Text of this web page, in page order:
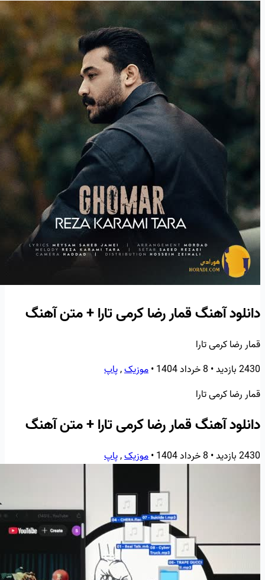
دانلود آهنگ قمار رضا کرمی تارا + متن آهنگ
قمار رضا کرمی تارا
2430 بازدید
• 8 خرداد 1404 •موزیک,پاپ
قمار رضا کرمی تارا
دانلود آهنگ قمار رضا کرمی تارا + متن آهنگ
2430 بازدید • 8 خرداد 1404 •موزیک,پاپ